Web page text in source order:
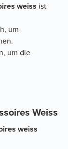
weiss ist
um
um die
Weiss
weiss